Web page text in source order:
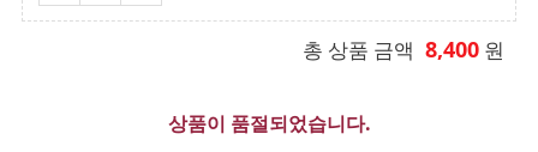
총 상품 금액 8,400 원
상품이 품절되었습니다.